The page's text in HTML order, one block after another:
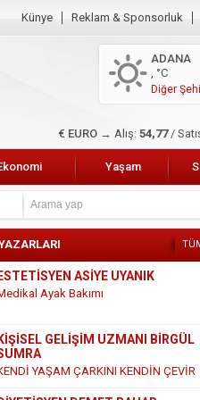
Künye Reklam & Sponsorluk
ADANA
, °C
Diğer
€ EURO → Alış: 54,77/
Yaşam
KİŞİSEL GELİŞİM UZMANI BİRGÜL
DİYETİSYEN DEMET BAHAR
VE SÜT ÜRÜNLERİ HAKKINDAKİ